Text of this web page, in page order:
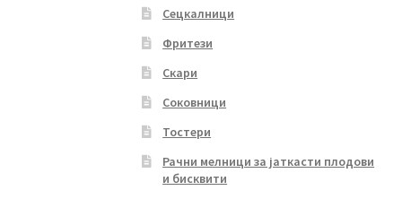
Сецкалници
Фритези
Скари
Соковници
Тостери
Рачни мелници за јаткасти плодови
и бисквити